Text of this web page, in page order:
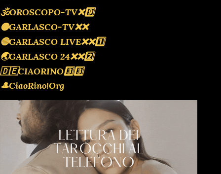
🕉OROSCOPO-TV❌️9️⃣
🟡GARLASCO-TV❌️❌️
🔴GARLASCO LIVE❌️❌️1️⃣
🌏GARLASCO 24❌️❌️2️⃣
🇩🇪CIAORINO3️⃣3️⃣
🎩CiaoRino!Org